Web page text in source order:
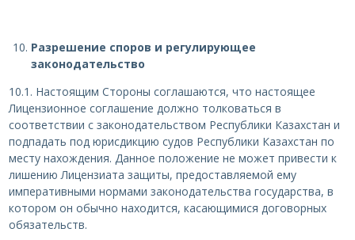
Разрешение споров и регулирующее
законодательство
10.1. Настоящим Стороны соглашаются, что настоящее
Лицензионное соглашение должно толковаться в
соответствии с законодательством Республики Казахстан и
подпадать под юрисдикцию судов Республики Казахстан по
месту нахождения. Данное положение не может привести к
лишению Лицензиата защиты, предоставляемой ему
императивными нормами законодательства государства, в
котором он обычно находится, касающимися договорных
обязательств.